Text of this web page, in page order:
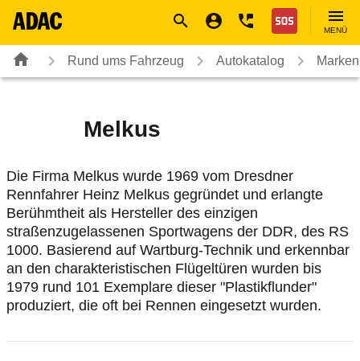
Nothilfe
MENÜ
Rund ums Fahrzeug Autokatalog
Melkus
Die Firma Melkus wurde 1969 vom Dresdner
Rennfahrer Heinz Melkus gegründet und erlangte
Berühmtheit als Hersteller des einzigen
straßenzugelassenen Sportwagens der DDR, des RS
1000. Basierend auf Wartburg-Technik und erkennbar
an den charakteristischen Flügeltüren wurden bis
1979 rund 101 Exemplare dieser "Plastikflunder"
produziert, die oft bei Rennen eingesetzt wurden.